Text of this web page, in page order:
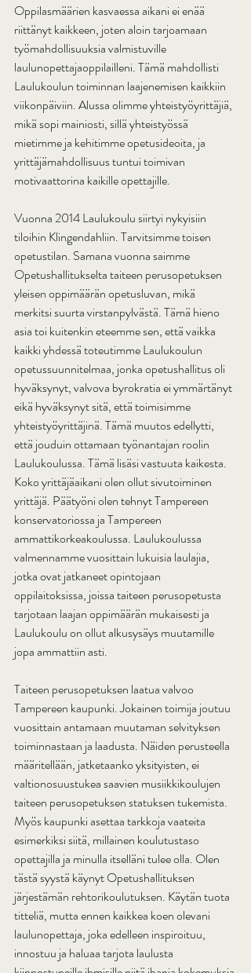
Oppilasmäärien kasvaessa aikani ei enää
riittänyt kaikkeen, joten aloin tarjoamaan
työmahdollisuuksia valmistuville
laulunopettajaoppilailleni. Tämä mahdollisti
Laulukoulun toiminnan laajenemisen kaikkiin
viikonpäiviin. Alussa olimme yhteistyöyrittäjiä,
mikä sopi mainiosti, sillä yhteistyössä
mietimme ja kehitimme opetusideoita, ja
yrittäjämahdollisuus tuntui toimivan
motivaattorina kaikille opettajille.
Vuonna 2014 Laulukoulu siirtyi nykyisiin
tiloihin Klingendahliin. Tarvitsimme toisen
opetustilan. Samana vuonna saimme
Opetushallitukselta taiteen perusopetuksen
yleisen oppimäärän opetusluvan, mikä
merkitsi suurta virstanpylvästä. Tämä hieno
asia toi kuitenkin eteemme sen, että vaikka
kaikki yhdessä toteutimme Laulukoulun
opetussuunnitelmaa, jonka opetushallitus oli
hyväksynyt, valvova byrokratia ei ymmärtänyt
eikä hyväksynyt sitä, että toimisimme
yhteistyöyrittäjinä. Tämä muutos edellytti,
että jouduin ottamaan työnantajan roolin
Laulukoulussa. Tämä lisäsi vastuuta kaikesta.
Koko yrittäjäaikani olen ollut sivutoiminen
yrittäjä. Päätyöni olen tehnyt Tampereen
konservatoriossa ja Tampereen
ammattikorkeakoulussa. Laulukoulussa
valmennamme vuosittain lukuisia laulajia,
jotka ovat jatkaneet opintojaan
oppilaitoksissa, joissa taiteen perusopetusta
tarjotaan laajan oppimäärän mukaisesti ja
Laulukoulu on ollut alkusysäys muutamille
jopa ammattiin asti.
Taiteen perusopetuksen laatua valvoo
Tampereen kaupunki. Jokainen toimija joutuu
vuosittain antamaan muutaman selvityksen
toiminnastaan ja laadusta. Näiden perusteella
määritellään, jatketaanko yksityisten, ei
valtionosuustukea saavien musiikkikoulujen
taiteen perusopetuksen statuksen tukemista.
Myös kaupunki asettaa tarkkoja vaateita
esimerkiksi siitä, millainen koulutustaso
opettajilla ja minulla itselläni tulee olla. Olen
tästä syystä käynyt Opetushallituksen
järjestämän rehtorikoulutuksen. Käytän tuota
titteliä, mutta ennen kaikkea koen olevani
laulunopettaja, joka edelleen inspiroituu,
innostuu ja haluaa tarjota laulusta